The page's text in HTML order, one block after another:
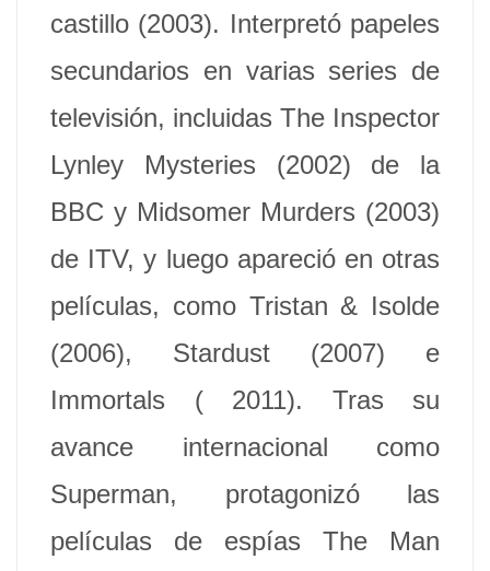
castillo (2003). Interpretó papeles
secundarios en varias series de
televisión, incluidas The Inspector
Lynley Mysteries (2002) de la
BBC y Midsomer Murders (2003)
de ITV, y luego apareció en otras
películas, como Tristan & Isolde
(2006), Stardust (2007) e
Immortals ( 2011). Tras su
avance internacional como
Superman, protagonizó las
películas de espías The Man